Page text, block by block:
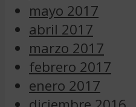
mayo 2017
abril 2017
marzo 2017
febrero 2017
enero 2017